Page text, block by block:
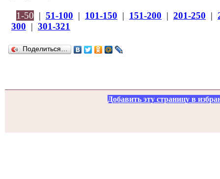
1-50 | 51-100 | 101-150 | 151-200 | 201-250 |
300 | 301-321
Поделиться…
Добавить эту страницу в